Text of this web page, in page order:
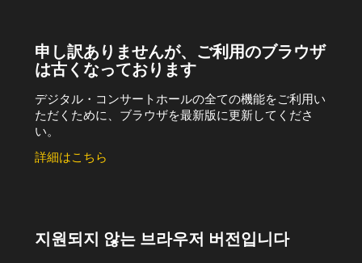
申し訳ありませんが、ご利用のブラウザ
は古くなっております
デジタル・コンサートホールの全ての機能をご利用い
ただくために、ブラウザを最新版に更新してくださ
い。
詳細はこちら
지원되지 않는 브라우저 버전입니다